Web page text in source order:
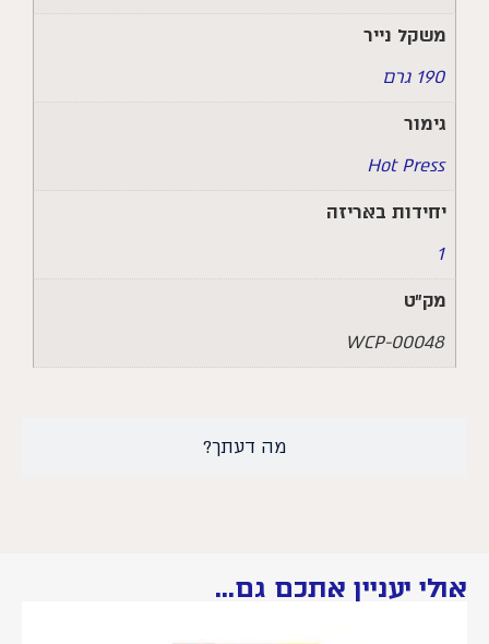
מה דעתך?
משקל נייר
190 גרם
גימור
Hot Press
יחידות באריזה
1
מק״ט
WCP-00048
אולי יעניין אתכם גם...